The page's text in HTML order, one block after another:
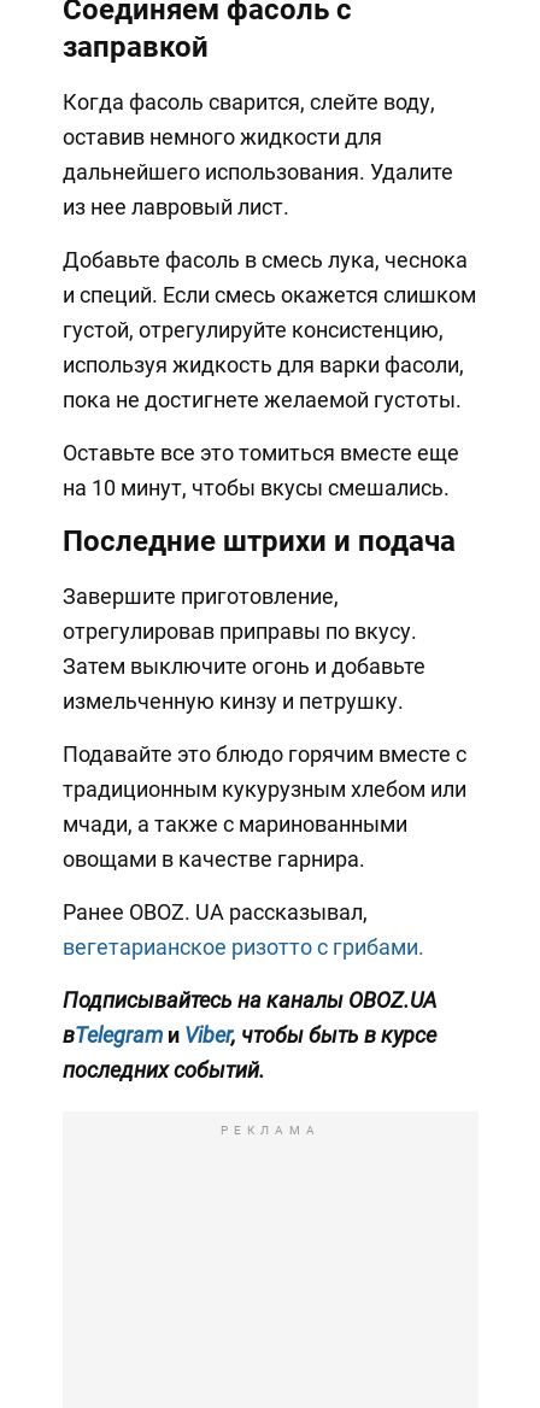
Соединяем фасоль с
заправкой
Когда фасоль сварится, слейте воду,
оставив немного жидкости для
дальнейшего использования. Удалите
из нее лавровый лист.
Добавьте фасоль в смесь лука, чеснока
и специй. Если смесь окажется слишком
густой, отрегулируйте консистенцию,
используя жидкость для варки фасоли,
пока не достигнете желаемой густоты.
Оставьте все это томиться вместе еще
на 10 минут, чтобы вкусы смешались.
Последние штрихи и подача
Завершите приготовление,
отрегулировав приправы по вкусу.
Затем выключите огонь и добавьте
измельченную кинзу и петрушку.
Подавайте это блюдо горячим вместе с
традиционным кукурузным хлебом или
мчади, а также с маринованными
овощами в качестве гарнира.
Ранее OBOZ. UA рассказывал,
вегетарианское ризотто с грибами.
Подписывайтесь на каналы OBOZ.UA
вTelegramи Viber, чтобы быть в курсе
последних событий.
РЕКЛАМА